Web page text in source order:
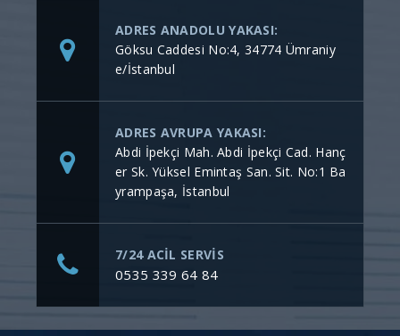
ADRES ANADOLU YAKASI:
Göksu Caddesi No:4, 34774 Ümraniy
e/İstanbul
ADRES AVRUPA YAKASI:
Abdi İpekçi Mah. Abdi İpekçi Cad. Hanç
er Sk. Yüksel Emintaş San. Sit. No:1 Ba
yrampaşa, İstanbul
7/24 ACİL SERVİS
0535 339 64 84